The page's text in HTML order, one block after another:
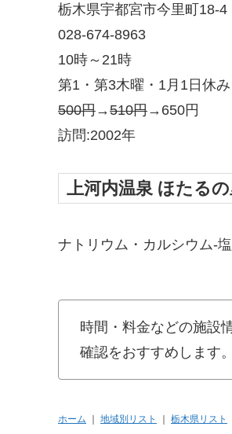
栃木県宇都宮市今里町18-4
028-674-8963
10時～21時
第1・第3木曜・1月1日休み
500円→510円→650円
訪問:2002年
上河内温泉 ほたる
ナトリウム・カルシウム-
時間・料金などの施設
確認をおすすめします。
ホーム 地域別リスト 栃木県リスト